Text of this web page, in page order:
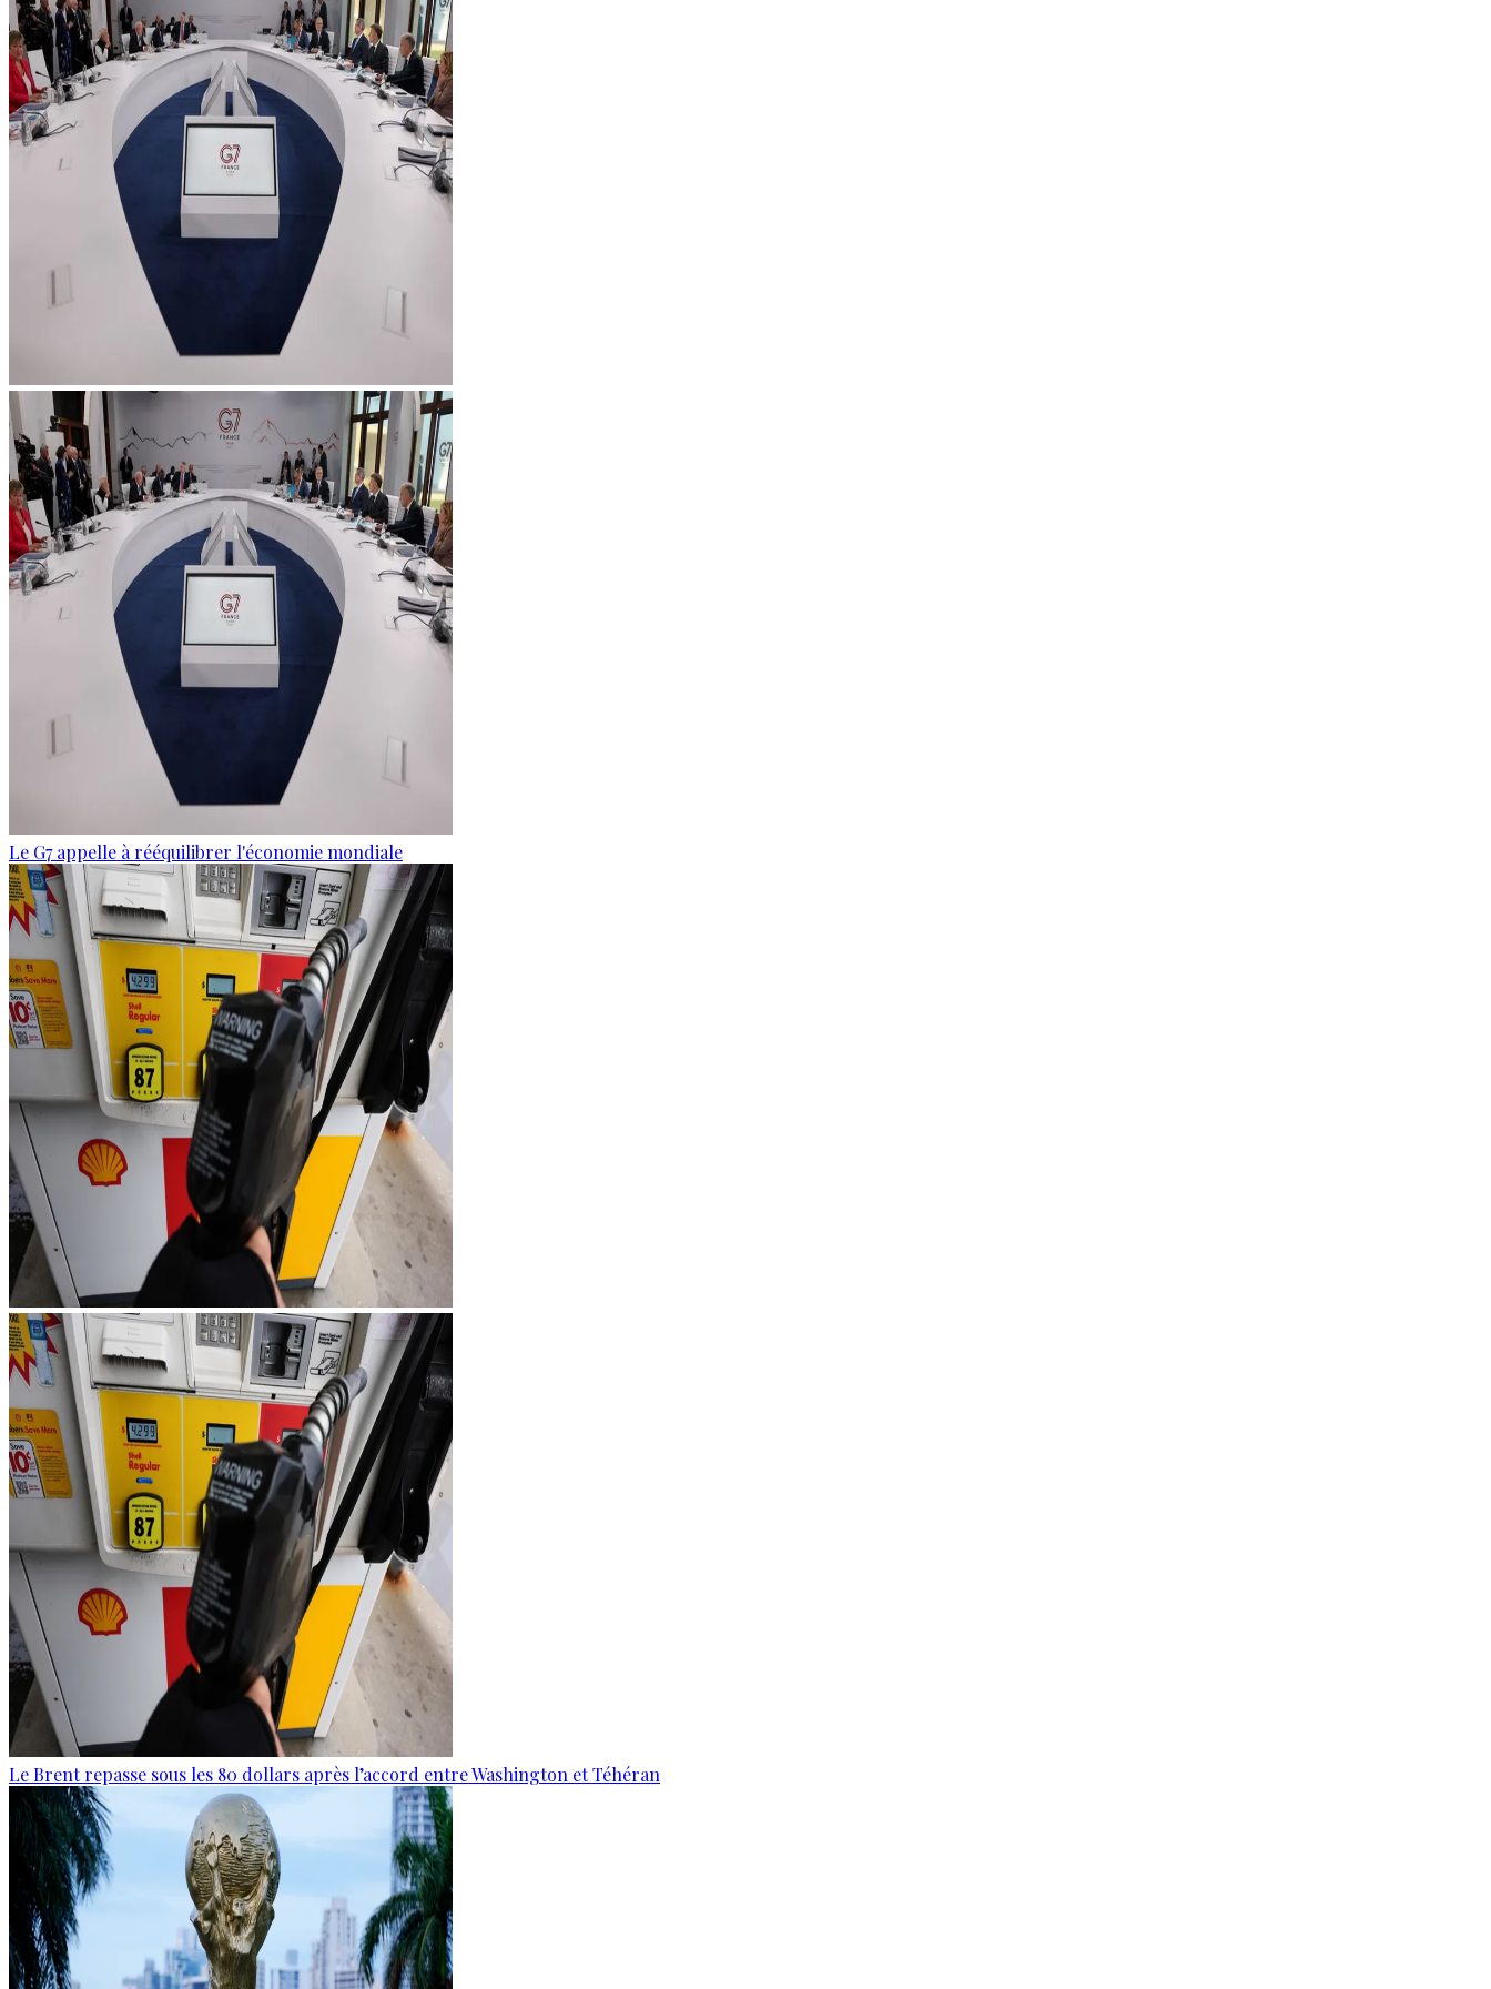
Le G7 appelle à rééquilibrer l'économie mondiale
Le Brent repasse sous les 80 dollars après l’accord entre Washington et Téhéran